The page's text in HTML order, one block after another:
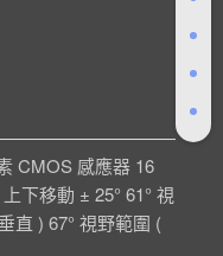
CMOS 感應器 16
下移動 ± 25° 61° 視
直 ) 67° 視野範圍 (